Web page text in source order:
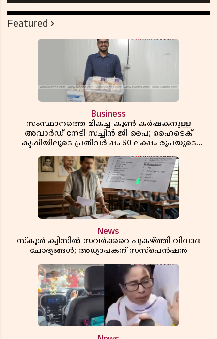
Featured
Business
സംസ്ഥാനത്തെ മികച്ച കൂൺ കർഷകനുള്ള
അവാർഡ് നേടി സച്ചിൻ ജി പൈ; ഹൈടെക്
കൃഷിയിലൂടെ പ്രതിവർഷം 50 ലക്ഷം രൂപയുടെ
News
സ്കൂൾ ക്വിസിൽ സവർക്കറെ പുകഴ്ത്തി വിവാദ
ചോദ്യങ്ങൾ; അധ്യാപകന് സസ്പെൻഷൻ